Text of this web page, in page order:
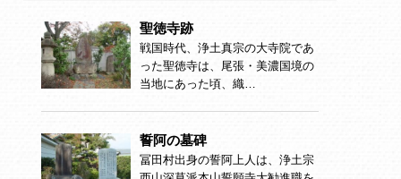
聖徳寺跡
戦国時代、浄土真宗の大寺院であ
った聖徳寺は、尾張・美濃国境の
当地にあった頃、織…
誓阿の墓碑
冨田村出身の誓阿上人は、浄土宗